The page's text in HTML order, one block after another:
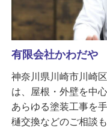
有限会社かわだや
神奈川県川崎市川崎
は、屋根・外壁を中
あらゆる塗装工事を
樋交換などのご相談